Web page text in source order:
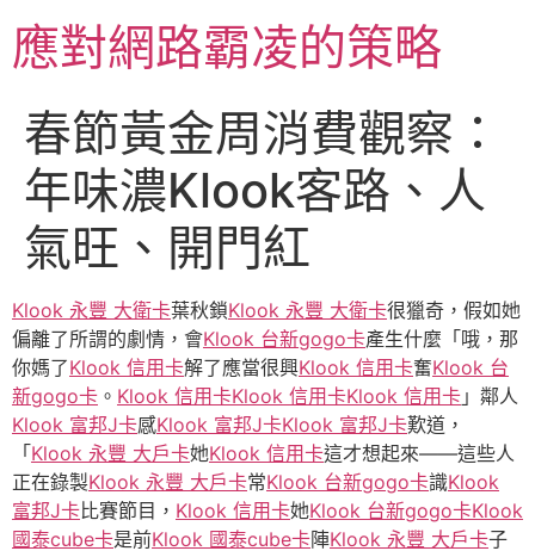
主應對網路霸凌的策略
春節黃金周消費觀察：
年味濃Klook客路、人
氣旺、開門紅
Klook 永豐 大衛卡葉秋鎖Klook 永豐 大衛卡很獵奇，假如她
偏離了所謂的劇情，會Klook 台新gogo卡產生什麼「哦，那
你媽了Klook 信用卡解了應當很興Klook 信用卡奮Klook 台
新gogo卡 。 Klook 信用卡Klook 信用卡Klook 信用卡 」鄰人
Klook 富邦J卡感Klook 富邦J卡Klook 富邦J卡歎道，
「 Klook 永豐 大戶卡她Klook 信用卡這才想起來——這些人
正在錄製Klook 永豐 大戶卡常Klook 台新gogo卡識Klook
富邦J卡比賽節目， Klook 信用卡她Klook 台新gogo卡Klook
國泰cube卡是前Klook 國泰cube卡陣Klook 永豐 大戶卡子